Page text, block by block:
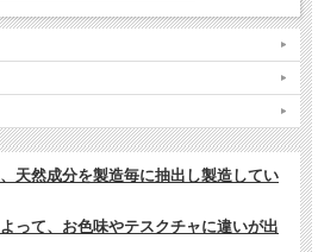
天然成分を製造毎に抽出し製造してい
って、お色味やテスクチャに違いが出